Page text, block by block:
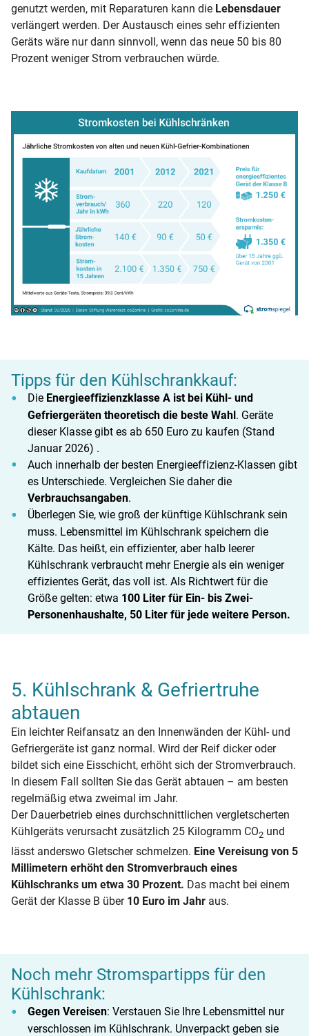
genutzt werden, mit Reparaturen kann die Lebensdauer
verlängert werden. Der Austausch eines sehr effizienten
Geräts wäre nur dann sinnvoll, wenn das neue 50 bis 80
Prozent weniger Strom verbrauchen würde.
Tipps für den Kühlschrankkauf:
Die Energieeffizienzklasse A ist bei Kühl- und
Gefriergeräten theoretisch die beste Wahl. Geräte
dieser Klasse gibt es ab 650 Euro zu kaufen (Stand
Januar 2026) .
Auch innerhalb der besten Energieeffizienz-Klassen gibt
es Unterschiede. Vergleichen Sie daher die
Verbrauchsangaben.
Überlegen Sie, wie groß der künftige Kühlschrank sein
muss. Lebensmittel im Kühlschrank speichern die
Kälte. Das heißt, ein effizienter, aber halb leerer
Kühlschrank verbraucht mehr Energie als ein weniger
effizientes Gerät, das voll ist. Als Richtwert für die
Größe gelten: etwa 100 Liter für Ein- bis Zwei-
Personenhaushalte, 50 Liter für jede weitere Person.
5. Kühlschrank & Gefriertruhe
abtauen
Ein leichter Reifansatz an den Innenwänden der Kühl- und
Gefriergeräte ist ganz normal. Wird der Reif dicker oder
bildet sich eine Eisschicht, erhöht sich der Stromverbrauch.
In diesem Fall sollten Sie das Gerät abtauen – am besten
regelmäßig etwa zweimal im Jahr.
Der Dauerbetrieb eines durchschnittlichen vergletscherten
Kühlgeräts verursacht zusätzlich 25 Kilogramm CO2 und
lässt anderswo Gletscher schmelzen. Eine Vereisung von 5
Millimetern erhöht den Stromverbrauch eines
Kühlschranks um etwa 30 Prozent. Das macht bei einem
Gerät der Klasse B über 10 Euro im Jahr aus.
Noch mehr Stromspartipps für den
Kühlschrank:
Gegen Vereisen: Verstauen Sie Ihre Lebensmittel nur
verschlossen im Kühlschrank. Unverpackt geben sie